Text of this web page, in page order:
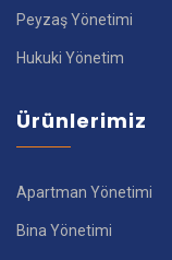
Peyzaş Yönetimi
Hukuki Yönetim
Ürünlerimiz
Apartman Yönetimi
Bina Yönetimi